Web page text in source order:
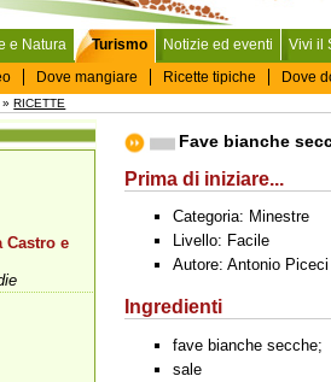
e Natura
Turismo
Dove mangiare Ricette tipiche Dove
Notizie ed eventi Vivi il
»RICETTE
Fave bianche
Prima di iniziare...
Categoria: Minestre
Livello: Facile
Autore: Antonio Piceci
Ingredienti
fave bianche secche;
sale
Castro e